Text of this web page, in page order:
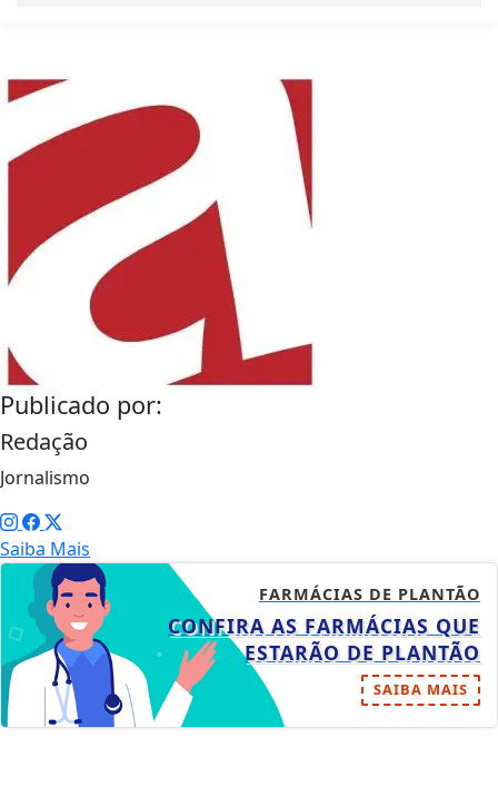
Publicado por:
Redação
Jornalismo
Saiba Mais
FARMÁCIAS DE PLANTÃO
CONFIRA AS FARMÁCIAS QUE
ESTARÃO DE PLANTÃO
SAIBA MAIS